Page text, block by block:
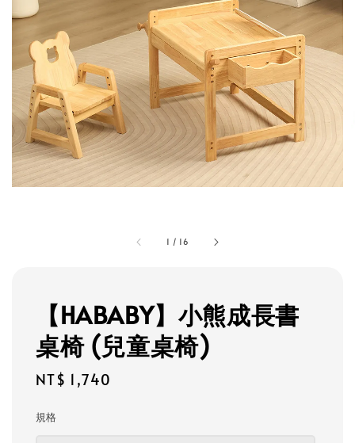
1 / 16
【HABABY】小熊成長書
桌椅 (兒童桌椅)
Regular
NT$ 1,740
規格